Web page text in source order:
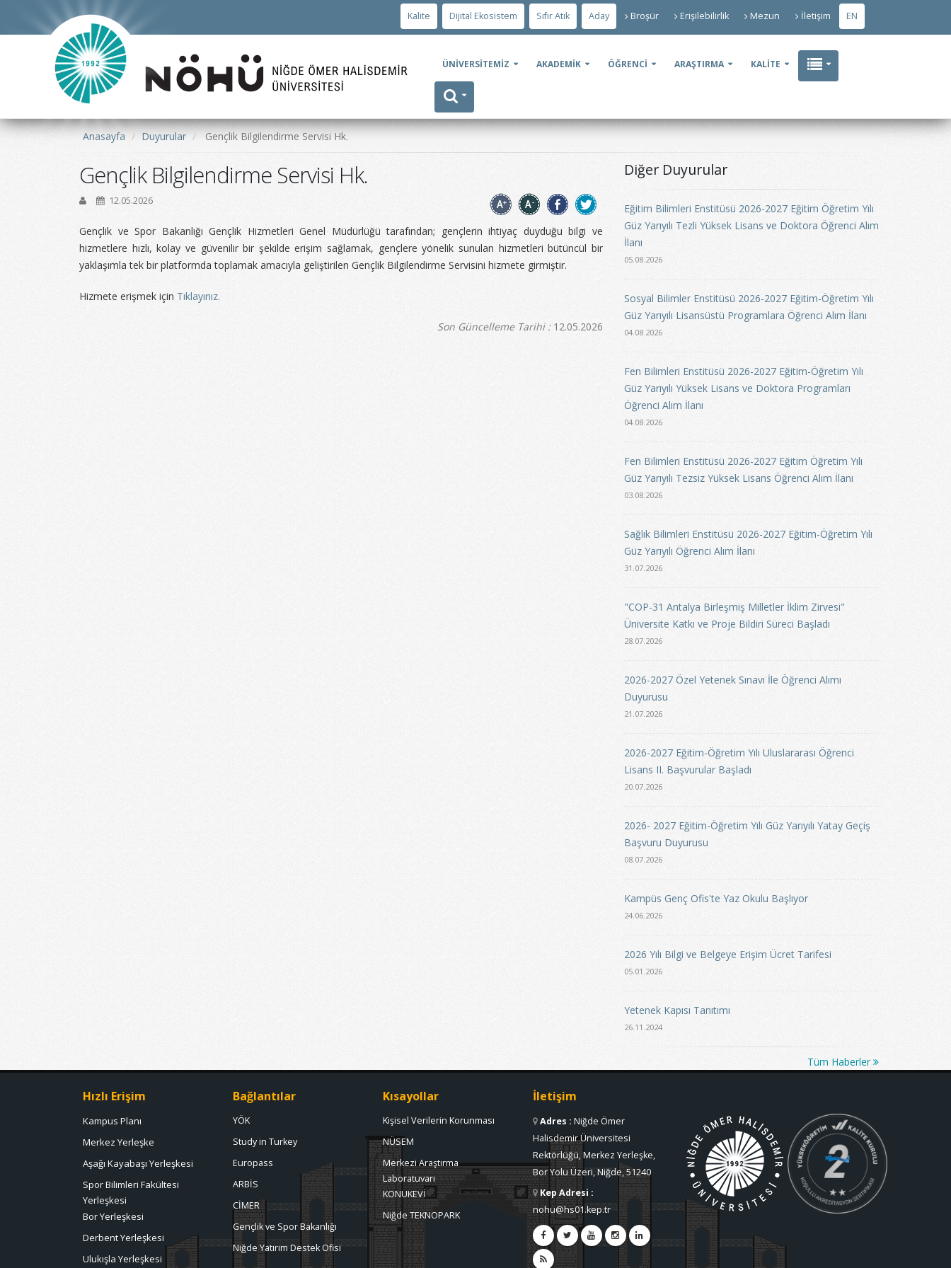
Kalite Dijital Ekosistem Sıfır Atık Aday Broşür Erişilebilirlik Mezun İletişim EN
ÜNİVERSİTEMİZ AKADEMİK ÖĞRENCİ ARAŞTIRMA KALİTE
Anasayfa Duyurular Gençlik Bilgilendirme Servisi Hk.
Gençlik Bilgilendirme Servisi Hk.
12.05.2026
Gençlik ve Spor Bakanlığı Gençlik Hizmetleri Genel Müdürlüğü tarafından; gençlerin ihtiyaç duyduğu bilgi ve
hizmetlere hızlı, kolay ve güvenilir bir şekilde erişim sağlamak, gençlere yönelik sunulan hizmetleri bütüncül bir
yaklaşımla tek bir platformda toplamak amacıyla geliştirilen Gençlik Bilgilendirme Servisini hizmete girmiştir.
Hizmete erişmek için Tıklayınız.
Son Güncelleme Tarihi :12.05.2026
Diğer Duyurular
Eğitim Bilimleri Enstitüsü 2026-2027 Eğitim Öğretim Yılı
Güz Yarıyılı Tezli Yüksek Lisans ve Doktora Öğrenci Alım
İlanı
05.08.2026
Sosyal Bilimler Enstitüsü 2026-2027 Eğitim-Öğretim Yılı
Güz Yarıyılı Lisansüstü Programlara Öğrenci Alım İlanı
04.08.2026
Fen Bilimleri Enstitüsü 2026-2027 Eğitim-Öğretim Yılı
Güz Yarıyılı Yüksek Lisans ve Doktora Programları
Öğrenci Alım İlanı
04.08.2026
Fen Bilimleri Enstitüsü 2026-2027 Eğitim Öğretim Yılı
Güz Yarıyılı Tezsiz Yüksek Lisans Öğrenci Alım İlanı
03.08.2026
Sağlık Bilimleri Enstitüsü 2026-2027 Eğitim-Öğretim Yılı
Güz Yarıyılı Öğrenci Alım İlanı
31.07.2026
"COP-31 Antalya Birleşmiş Milletler İklim Zirvesi"
Üniversite Katkı ve Proje Bildiri Süreci Başladı
28.07.2026
2026-2027 Özel Yetenek Sınavı İle Öğrenci Alımı
Duyurusu
21.07.2026
2026-2027 Eğitim-Öğretim Yılı Uluslararası Öğrenci
Lisans II. Başvurular Başladı
20.07.2026
2026- 2027 Eğitim-Öğretim Yılı Güz Yarıyılı Yatay Geçiş
Başvuru Duyurusu
08.07.2026
Kampüs Genç Ofis'te Yaz Okulu Başlıyor
24.06.2026
2026 Yılı Bilgi ve Belgeye Erişim Ücret Tarifesi
05.01.2026
Yetenek Kapısı Tanıtımı
26.11.2024
Tüm Haberler
Hızlı Erişim
Kampus Planı
Merkez Yerleşke
Aşağı Kayabaşı Yerleşkesi
Spor Bilimleri Fakültesi
Yerleşkesi
Bor Yerleşkesi
Derbent Yerleşkesi
Ulukışla Yerleşkesi
Bağlantılar
YÖK
Study in Turkey
Europass
ARBİS
CİMER
Gençlik ve Spor Bakanlığı
Niğde Yatırım Destek Ofisi
Kısayollar
Kişisel Verilerin Korunması
NÜSEM
Merkezi Araştırma
Laboratuvarı
KONUKEVİ
Niğde TEKNOPARK
İletişim
Adres : Niğde Ömer
Halisdemir Üniversitesi
Rektörlüğü, Merkez Yerleşke,
Bor Yolu Üzeri, Niğde, 51240
Kep Adresi :
nohu@hs01.kep.tr